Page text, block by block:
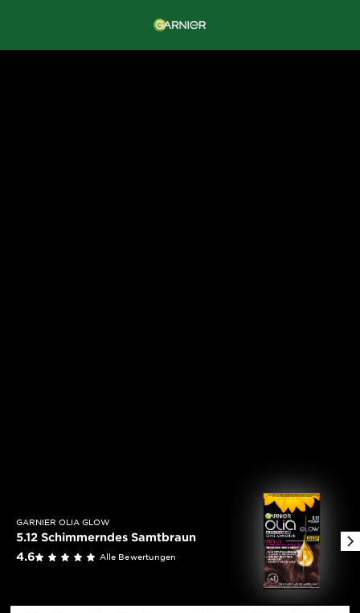
GARNIER OLIA GLOW
5.12 Schimmerndes Samtbraun
4.64.6 outof 5 stars reviews
Alle Bewertungen